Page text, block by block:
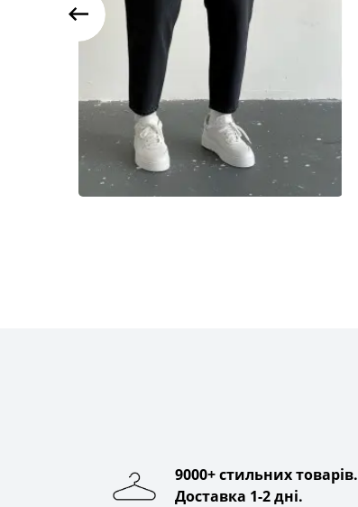
9000+ стильних товарів.
Доставка 1-2 дні.